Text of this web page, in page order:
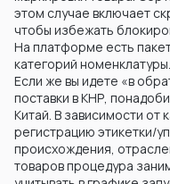
этом случае включает
чтобы избежать
На платформе есть
категорий номенклатуры.
Если же вы идете «в
поставки в КНР,
Китай. В зависимости от
регистрацию этикетки/
происхождения,
товаров процедура